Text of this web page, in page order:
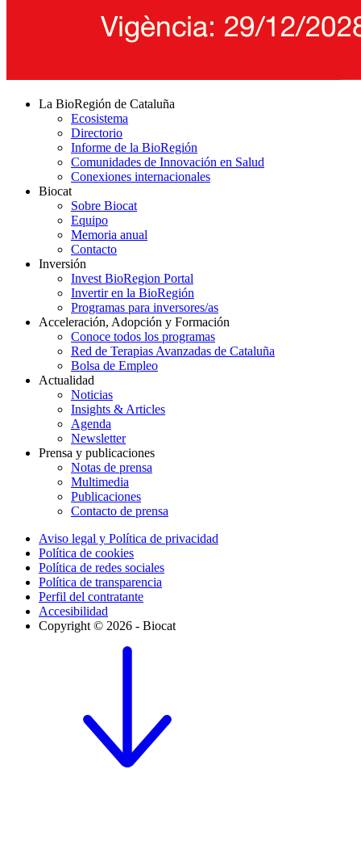
La BioRegión de Cataluña
Ecosistema
Directorio
Informe de la BioRegión
Comunidades de Innovación en Salud
Conexiones internacionales
Biocat
Sobre Biocat
Equipo
Memoria anual
Contacto
Inversión
Invest BioRegion Portal
Invertir en la BioRegión
Programas para inversores/as
Acceleración, Adopción y Formación
Conoce todos los programas
Red de Terapias Avanzadas de Cataluña
Bolsa de Empleo
Actualidad
Noticias
Insights & Articles
Agenda
Newsletter
Prensa y publicaciones
Notas de prensa
Multimedia
Publicaciones
Contacto de prensa
Aviso legal y Política de privacidad
Política de cookies
Política de redes sociales
Política de transparencia
Perfil del contratante
Accesibilidad
Copyright © 2026 - Biocat